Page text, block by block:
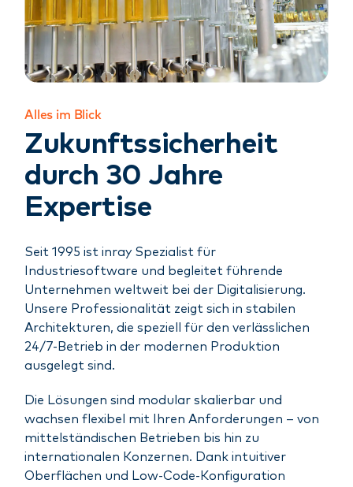
Alles im Blick
Zukunftssicherheit
durch 30 Jahre
Expertise
Seit 1995 ist inray Spezialist für
Industriesoftware und begleitet führende
Unternehmen weltweit bei der Digitalisierung.
Unsere Professionalität zeigt sich in stabilen
Architekturen, die speziell für den verlässlichen
24/7-Betrieb in der modernen Produktion
ausgelegt sind.
Die Lösungen sind modular skalierbar und
wachsen flexibel mit Ihren Anforderungen – von
mittelständischen Betrieben bis hin zu
internationalen Konzernen. Dank intuitiver
Oberflächen und Low-Code-Konfiguration